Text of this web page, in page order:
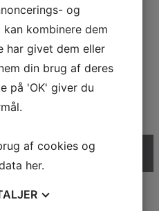
og
kombinere dem
har givet dem eller
din brug af deres
på 'OK' giver du
af cookies og
her.